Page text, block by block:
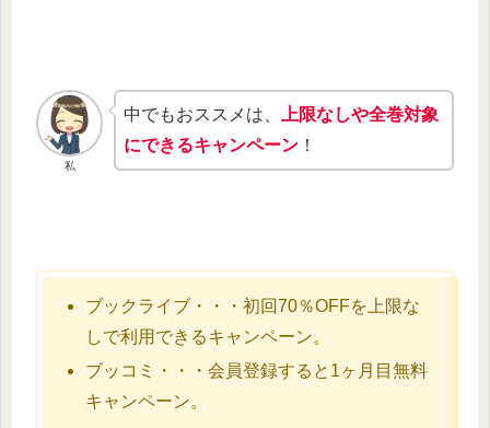
私
中でもおススメは、
上限なしや全巻対象
にできるキャンペーン ！
ブックライブ・・・初回70％OFFを上限な
しで利用できるキャンペーン。
ブッコミ・・・会員登録すると1ヶ月目無料
キャンペーン。